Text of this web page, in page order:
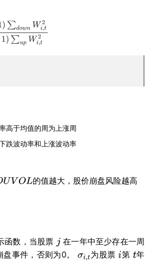
高于均值的周为上涨周
跌波动率和上涨波动率
的值越大，股价崩盘风险越高
函数，当股票
在一年中至少存在一周
事件，否则为0。
为股票 第
年